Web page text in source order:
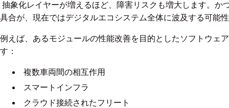
抽象化レイヤーが増えるほど、障害リスクも増大します。か
具合が、現在ではデジタルエコシステム全体に波及する可能
例えば、あるモジュールの性能改善を目的としたソフトウェ
す：
複数車両間の相互作用
スマートインフラ
クラウド接続されたフリート